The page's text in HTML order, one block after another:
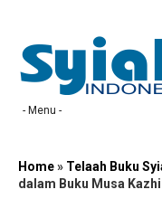
Home» Telaah Buku
dalam Buku Musa